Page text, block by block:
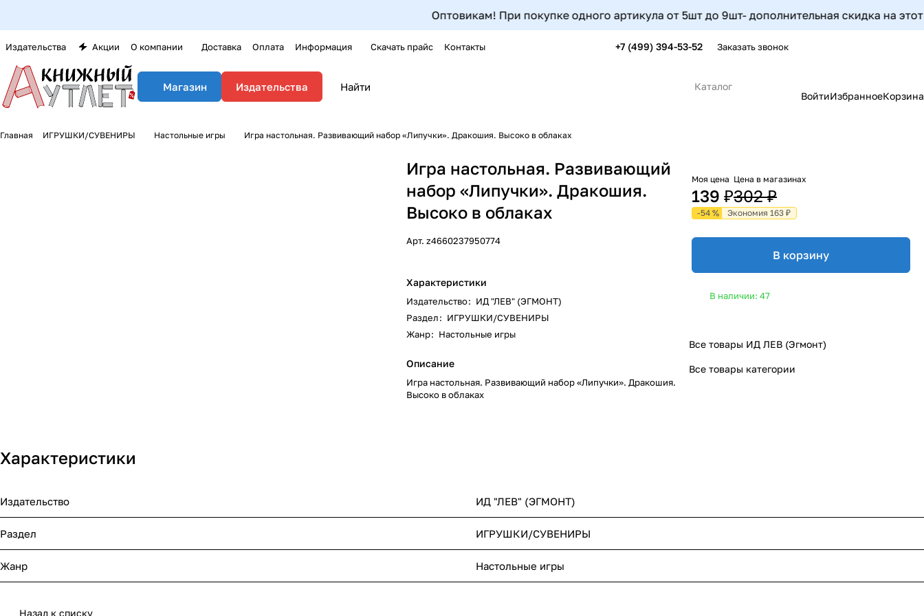
Оптовикам! При покупке одного артикула от 5шт до 9шт- дополнительная скидка на этот
Издательства Акции О компании Доставка Оплата Информация Скачать прайс Контакты +7 (499) 394-53-52 Заказать звонок
Магазин Издательства
Каталог
ВойтиИзбранноеКорзина
Главная ИГРУШКИ/СУВЕНИРЫ Настольные игры Игра настольная. Развивающий набор «Липучки». Дракошия. Высоко в облаках
Игра настольная. Развивающий
набор «Липучки». Дракошия.
Высоко в облаках
Арт.z4660237950774
Характеристики
Издательство: ИД "ЛЕВ" (ЭГМОНТ)
Раздел: ИГРУШКИ/СУВЕНИРЫ
Жанр: Настольные игры
Описание
Игра настольная. Развивающий набор «Липучки». Дракошия.
Высоко в облаках
Моя цена
139 ₽
Цена в магазинах
302 ₽
-54 % Экономия 163 ₽
В корзину
В наличии: 47
Все товары ИД ЛЕВ (Эгмонт)
Все товары категории
Характеристики
Издательство ИД "ЛЕВ" (ЭГМОНТ)
Раздел ИГРУШКИ/СУВЕНИРЫ
Жанр Настольные игры
Назад к списку